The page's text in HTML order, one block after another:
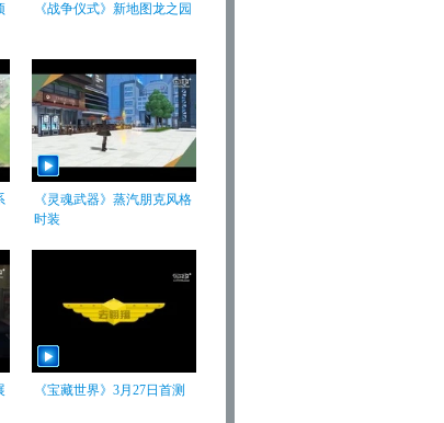
《战争仪式》新地图龙之园
《灵魂武器》蒸汽朋克风格
时装
《宝藏世界》3月27日首测